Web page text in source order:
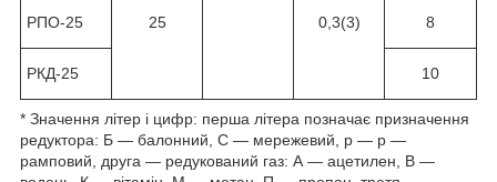
РПО-25 25 0,3(3) 8
РКД-25 10
* Значення літер і цифр: перша літера позначає призначення
редуктора: Б — балонний, C — мережевий, р — р —
рамповий, друга — редукований газ: А — ацетилен, В —